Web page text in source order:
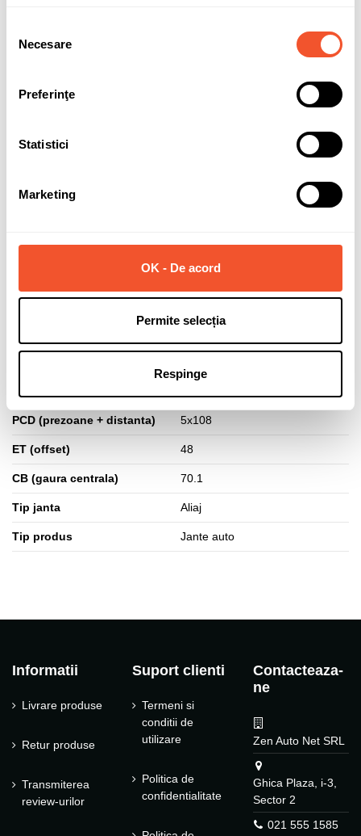
consimțământului
Necesare
Preferinţe
Statistici
Marketing
OK - De acord
Permite selecția
Respinge
Sunt de acord cu
a datelor cu
Detalii ale produsului
Diametru janta
PCD (prezoane + distanta) 5x108
ET (offset) 48
CB (gaura centrala) 70.1
Tip janta Aliaj
Tip produs Jante auto
Informatii
Livrare produse
Retur produse
Transmiterea
review-urilor
Suport clienti
Termeni si
conditii de
utilizare
Politica de
confidentialitate
Contacteaza-
ne
Zen Auto Net SRL
Ghica Plaza, i-3,
Sector 2
021 555 1585